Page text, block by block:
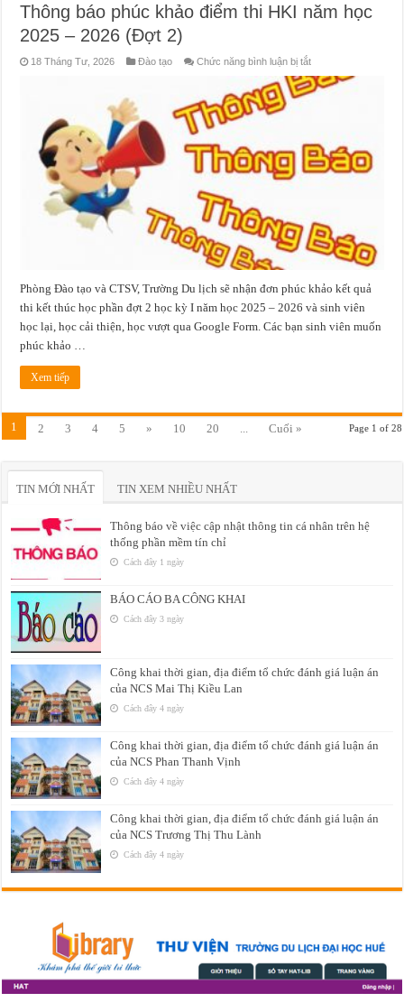
Thông báo phúc khảo điểm thi HKI năm học
2025 – 2026 (Đợt 2)
18 Tháng Tư, 2026 Đào tạo Chức năng bình luận bị tắtở
báo
phúc
năm
học
2025
Phòng Đào tạo và CTSV, Trường Du lịch sẽ nhận đơn phúc khảo kết quả
thi kết thúc học phần đợt 2 học kỳ I năm học 2025 – 2026 và sinh viên
học lại, học cải thiện, học vượt qua Google Form. Các bạn sinh viên muốn
phúc khảo …
Xem tiếp
Page 1 of 28
1 2 3 4 5 » 10 20 Cuối »
TIN MỚI NHẤT TIN XEM NHIỀU NHẤT
Thông báo về việc cập nhật thông tin cá nhân trên hệ
thống phần mềm tín chỉ
Cách đây 1 ngày
BÁO CÁO BA CÔNG KHAI
Cách đây 3 ngày
Công khai thời gian, địa điểm tổ chức đánh giá luận án
của NCS Mai Thị Kiều Lan
Cách đây 4 ngày
Công khai thời gian, địa điểm tổ chức đánh giá luận án
của NCS Phan Thanh Vịnh
Cách đây 4 ngày
Công khai thời gian, địa điểm tổ chức đánh giá luận án
của NCS Trương Thị Thu Lành
Cách đây 4 ngày